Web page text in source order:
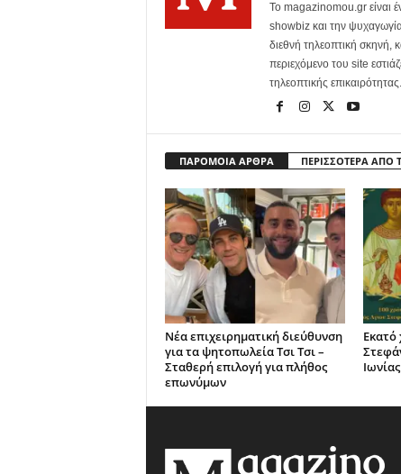
Το magazinomou.gr είναι
showbiz και την ψυχαγωγία.
διεθνή τηλεοπτική
περιεχόμενο του site
τηλεοπτικής
ΠΑΡΟΜΟΙΑ ΑΡΘΡΑ ΠΕΡΙΣΣΟΤΕΡΑ ΑΠΟ
Νέα επιχειρηματική διεύθυνση
για τα ψητοπωλεία Τσι Τσι –
Σταθερή επιλογή για πλήθος
επωνύμων
Εκατό
Ιωνίας